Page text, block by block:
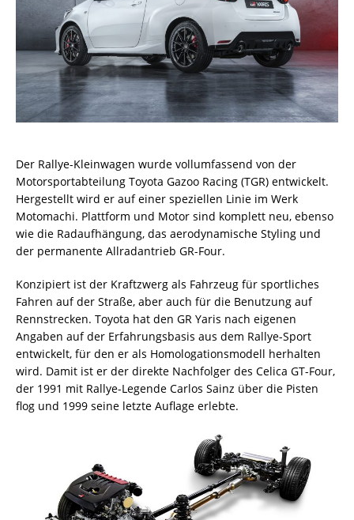
Der Rallye-Kleinwagen wurde vollumfassend von der
Motorsportabteilung Toyota Gazoo Racing (TGR) entwickelt.
Hergestellt wird er auf einer speziellen Linie im Werk
Motomachi. Plattform und Motor sind komplett neu, ebenso
wie die Radaufhängung, das aerodynamische Styling und
der permanente Allradantrieb GR-Four.
Konzipiert ist der Kraftzwerg als Fahrzeug für sportliches
Fahren auf der Straße, aber auch für die Benutzung auf
Rennstrecken. Toyota hat den GR Yaris nach eigenen
Angaben auf der Erfahrungsbasis aus dem Rallye-Sport
entwickelt, für den er als Homologationsmodell herhalten
wird. Damit ist er der direkte Nachfolger des Celica GT-Four,
der 1991 mit Rallye-Legende Carlos Sainz über die Pisten
flog und 1999 seine letzte Auflage erlebte.